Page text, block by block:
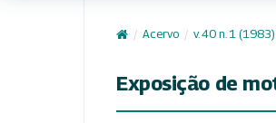
/ Acervo / v. 40 n. 1 (1983)
Exposição de